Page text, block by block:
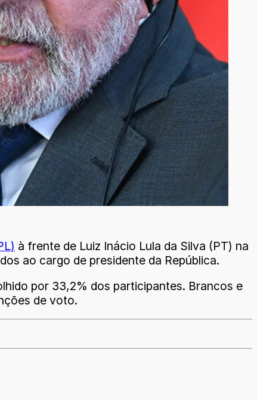
à frente de Luiz Inácio Lula da Silva (PT) na
ao cargo de presidente da República.
por 33,2% dos participantes. Brancos e
de voto.